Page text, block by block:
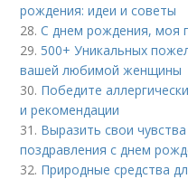
рождения: идеи и советы
28.С днем рождения, моя
29. 500+ Уникальных
вашей любимой женщины
30. Победите
и рекомендации
31. Выразить свои
поздравления с днем
32. Природные средства